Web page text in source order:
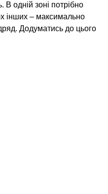
В одній зоні потрібно
інших – максимально
Додуматись до цього